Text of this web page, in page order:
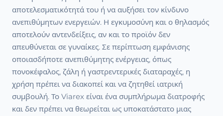
αποτελεσματικότητά του ή να αυξήσει τον κίνδυνο
ανεπιθύμητων ενεργειών. Η εγκυμοσύνη και ο θηλασμός
αποτελούν αντενδείξεις, αν και το προϊόν δεν
απευθύνεται σε γυναίκες. Σε περίπτωση εμφάνισης
οποιασδήποτε ανεπιθύμητης ενέργειας, όπως
πονοκέφαλος, ζάλη ή γαστρεντερικές διαταραχές, η
χρήση πρέπει να διακοπεί και να ζητηθεί ιατρική
συμβουλή. Το Viarex είναι ένα συμπλήρωμα διατροφής
και δεν πρέπει να θεωρείται ως υποκατάστατο μιας